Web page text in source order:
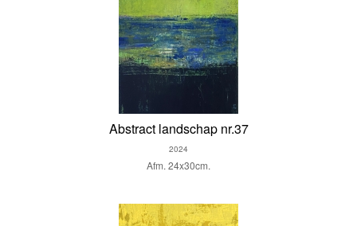
Abstract landschap nr.37
2024
Afm. 24x30cm.